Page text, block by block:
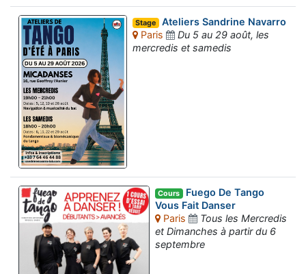
Stage Ateliers Sandrine Navarro
Paris
Du 5 au 29 août, les
mercredis et samedis
Cours Fuego De Tango
Vous Fait Danser
Paris
Tous les Mercredis
et Dimanches à partir du 6
septembre